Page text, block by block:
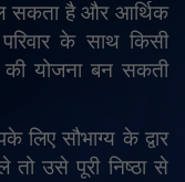
सकता है और आर्थिक
के साथ किसी
की योजना बन सकती
लिए सौभाग्य के द्वार
तो उसे पूरी निष्ठा से